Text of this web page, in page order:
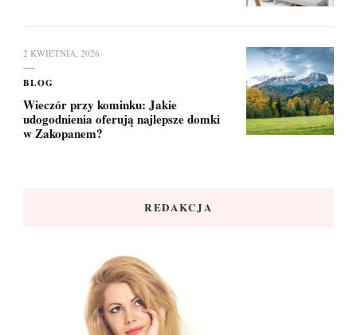
2 KWIETNIA, 2026
BLOG
Wieczór przy kominku: Jakie
udogodnienia oferują najlepsze domki
w Zakopanem?
REDAKCJA